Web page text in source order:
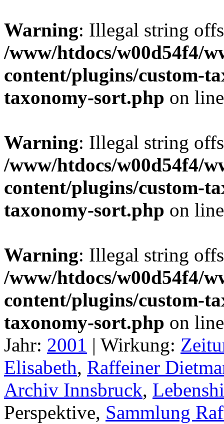
Warning: Illegal string
/www/htdocs/w00d54f4/
content/plugins/custom-
taxonomy-sort.php on
Warning: Illegal string
/www/htdocs/w00d54f4/
content/plugins/custom-
taxonomy-sort.php on
Warning: Illegal string
/www/htdocs/w00d54f4/
content/plugins/custom-
taxonomy-sort.php on
Jahr: 2001 | Wirkung:
Elisabeth, Raffeiner
Archiv Innsbruck,
Perspektive, Sammlung